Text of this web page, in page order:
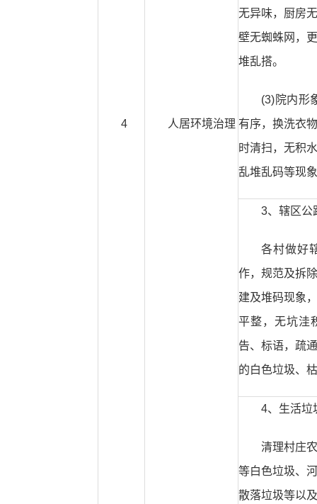
4 人居环境治理
无异味，厨房
壁无蜘蛛网，
堆乱搭。
(3)院内形
有序，换洗衣
时清扫，无积
乱堆乱码等现
3、辖区公
各村做好
作，规范及拆
建及堆码现象
平整，无坑洼
告、标语，疏
的白色垃圾、
4、生活垃
清理村庄
等白色垃圾、
散落垃圾等以